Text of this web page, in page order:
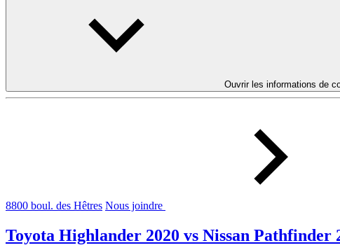
Ouvrir les informations de
8800 boul. des Hêtres Nous joindre
Toyota Highlander 2020 vs Nissan Pathfinder